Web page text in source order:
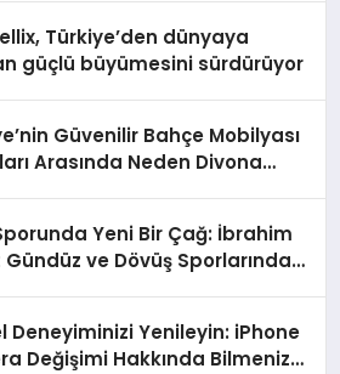
Türkiye’den dünyaya
güçlü büyümesini sürdürüyor
Güvenilir Bahçe Mobilyası
Arasında Neden Divona
Yeni Bir Çağ: İbrahim
ve Dövüş Sporlarında
Deneyiminizi Yenileyin: iPhone
Değişimi Hakkında Bilmeniz